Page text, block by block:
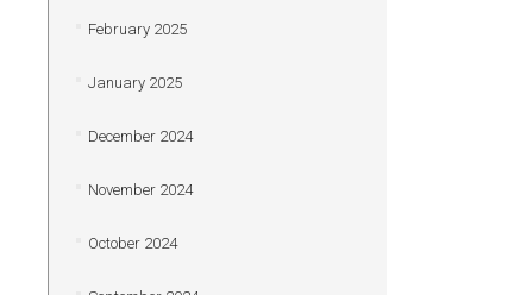
February 2025
January 2025
December 2024
November 2024
October 2024